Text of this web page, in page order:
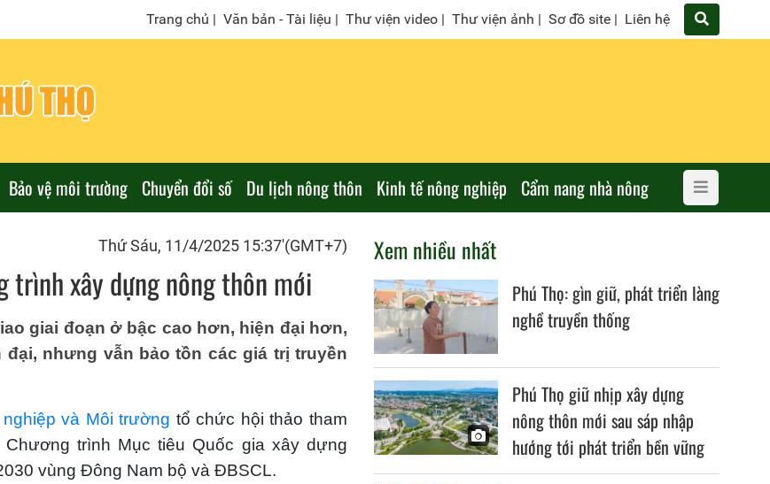
Trang chủ | Văn bản - Tài liệu | Thư viện video | Thư viện ảnh | Sơ đồ site | Liên hệ
Bảo vệ môi trường Chuyển đổi số Du lịch nông thôn Kinh tế nông nghiệp Cẩm nang nhà nông
Thứ Sáu, 11/4/2025 15:37'(GMT+7)
trình xây dựng nông thôn mới
giai đoạn ở bậc cao hơn, hiện đại hơn,
nhưng vẫn bảo tồn các giá trị truyền
và Môi trường tổ chức hội thảo tham
trình Mục tiêu Quốc gia xây dựng
vùng Đông Nam bộ và ĐBSCL.
Xem nhiều nhất
Phú Thọ: gìn giữ, phát triển làng
nghề truyền thống
Phú Thọ giữ nhịp xây dựng
nông thôn mới sau sáp nhập
hướng tới phát triển bền vững